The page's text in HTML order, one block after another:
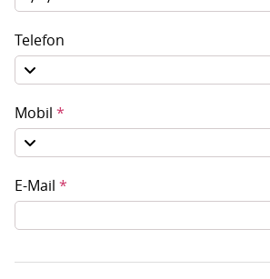
Telefon
Mobil *
E-Mail *